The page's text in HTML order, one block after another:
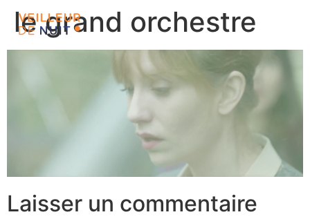
le grand orchestre
Laisser un commentaire